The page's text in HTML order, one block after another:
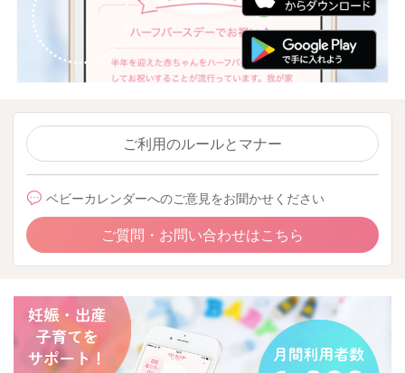
ご利用のルールとマナー
ベビーカレンダーへのご意見をお聞かせください
ご質問・お問い合わせはこちら